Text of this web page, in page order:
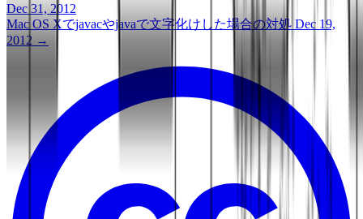
Dec 31, 2012
Mac OS Xでjavacやjavaで文字化けした場合の対処 Dec 19,
2012 →